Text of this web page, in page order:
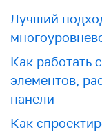
Лучший
Как работать
элементов,
панели
Как